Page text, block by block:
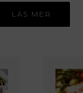
med
djur.
LÄS MER